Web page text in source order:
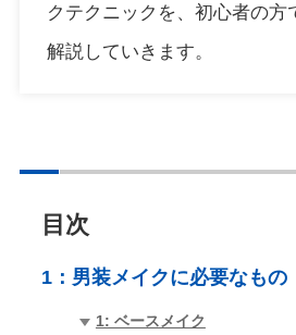
クテクニックを、初心者の方
解説していきます。
目次
1： 男装メイクに必要なもの
1: ベースメイク